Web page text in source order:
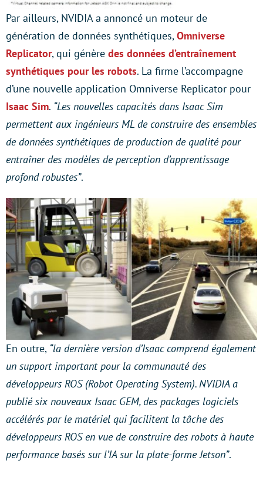
Par ailleurs, NVIDIA a annoncé un moteur de
génération de données synthétiques,Omniverse
Replicator, qui génère des données d’entraînement
synthétiques pour les robots. La firme l’accompagne
d’une nouvelle application Omniverse Replicator pour
Isaac Sim. “Les nouvelles capacités dans Isaac Sim
permettent aux ingénieurs ML de construire des ensembles
de données synthétiques de production de qualité pour
entraîner des modèles de perception d’apprentissage
profond robustes”.
En outre, “la dernière version d’Isaac comprend également
un support important pour la communauté des
développeurs ROS (Robot Operating System). NVIDIA a
publié six nouveaux Isaac GEM, des packages logiciels
accélérés par le matériel qui facilitent la tâche des
développeurs ROS en vue de construire des robots à haute
performance basés sur l’IA sur la plate-forme Jetson”.